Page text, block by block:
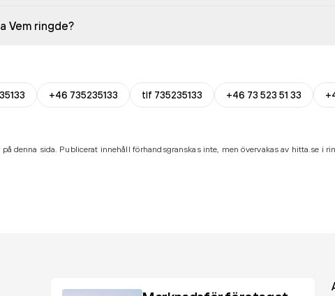
Vem ringde?
+46 735235133 tlf 735235133 +46 73 523 51 33
denna sida. Publicerat innehåll förhandsgranskas inte, men övervakas av hitta.se